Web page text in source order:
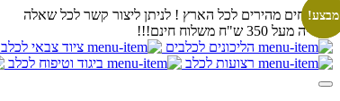
משלוחים מהירים לכל הארץ ! לניתן ליצור קשר לכל שאלה
בקנייה מעל 350 ש"ח משלוח חינם!!!
הליכונים לכלבים
ציוד צבאי לכלב
רצועות לכלב
ביגוד וטיפוח לכלב
מבצע!
מבצע!